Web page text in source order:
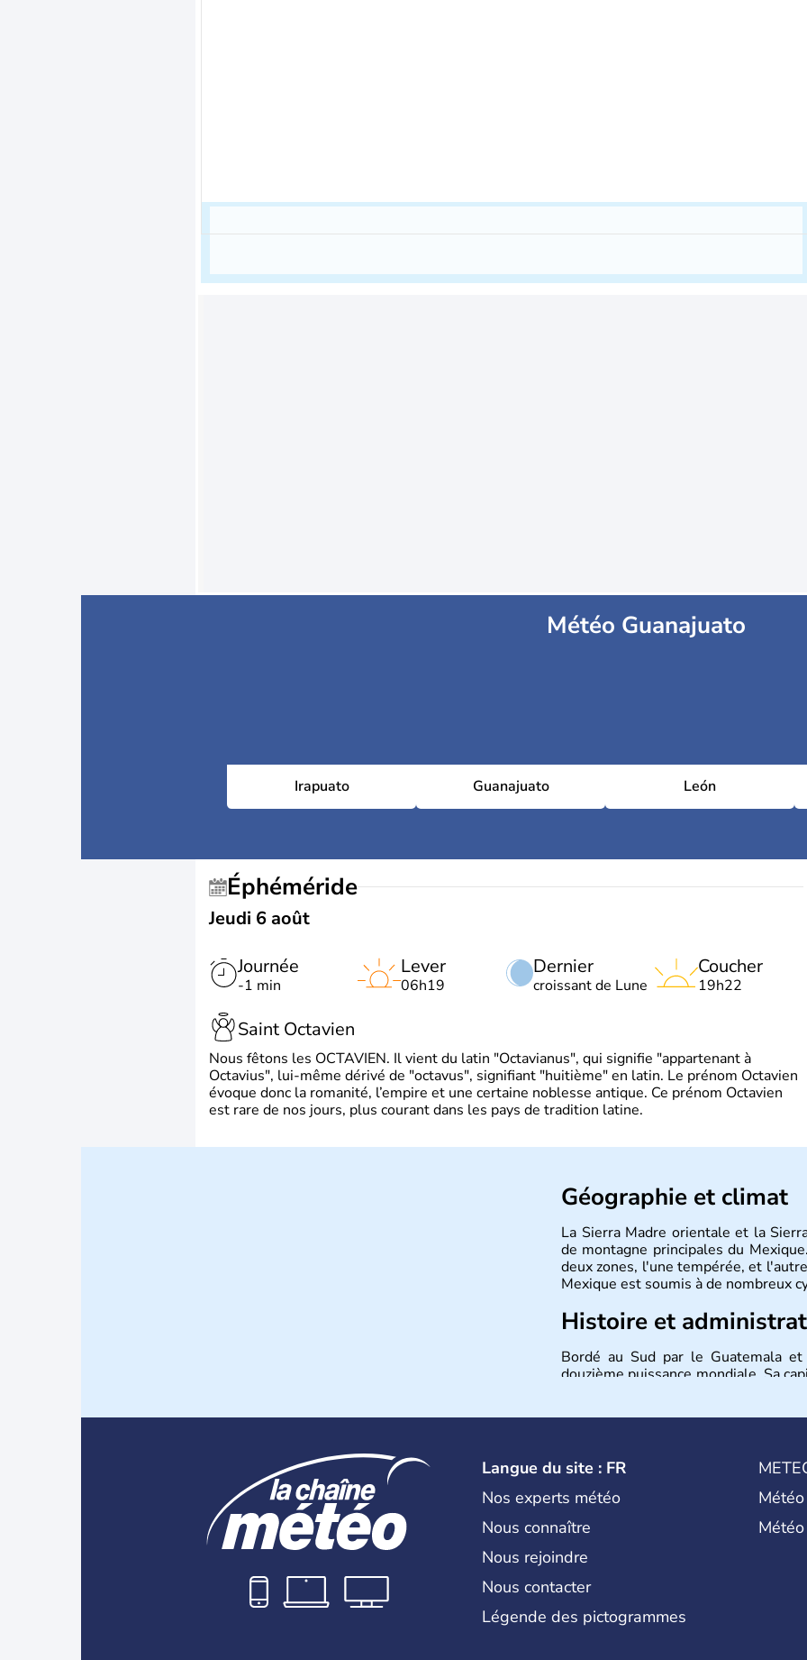
Météo Guanajuato
Irapuato Guanajuato León
Éphéméride
Jeudi 6 août
Journée
-1 min
Dernier
croissant de Lune
Lever
06h19
Coucher
19h22
Saint Octavien
Nous fêtons les OCTAVIEN. Il vient du latin "Octavianus", qui signifie "appartenant à
Octavius", lui-même dérivé de "octavus", signifiant "huitième" en latin. Le prénom Octavien
évoque donc la romanité, l’empire et une certaine noblesse antique. Ce prénom Octavien
est rare de nos jours, plus courant dans les pays de tradition latine.
Géographie et climat
La Sierra Madre orientale et la
de montagne principales du
deux zones, l'une tempérée, et
Mexique est soumis à de nombreux
Histoire et
Bordé au Sud par le Guatemala
douzième puissance mondiale. Sa
Langue du site : FR
Nos experts météo
Nous connaître
Nous rejoindre
Nous contacter
Légende des pictogrammes